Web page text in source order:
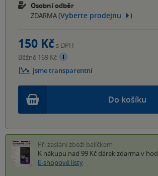
Osobní odběr
ZDARMA (Vyberte prodejnu )
Do košíku
150 Kč s DPH
Běžně 169 Kč
Jsme transparentní
Při zaslání zboží balíčkem
K nákupu nad 99 Kč dárek zdarma v
E-shopové listy